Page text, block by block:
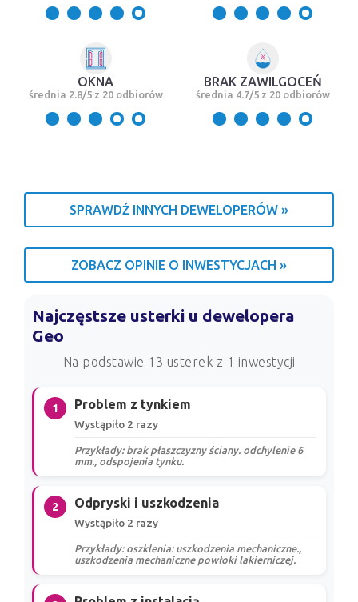
OKNA
średnia 2.8/5 z 20 odbiorów
BRAK ZAWILGOCEŃ
średnia 4.7/5 z 20 odbiorów
SPRAWDŹ INNYCH DEWELOPERÓW »
ZOBACZ OPINIE O INWESTYCJACH »
Najczęstsze usterki u dewelopera
Geo
Na podstawie 13 usterek z 1 inwestycji
1 Problem z tynkiem
Wystąpiło 2 razy
Przykłady: brak płaszczyzny ściany. odchylenie 6
mm., odspojenia tynku.
2 Odpryski i uszkodzenia
Wystąpiło 2 razy
Przykłady: oszklenia: uszkodzenia mechaniczne.,
uszkodzenia mechaniczne powłoki lakierniczej.